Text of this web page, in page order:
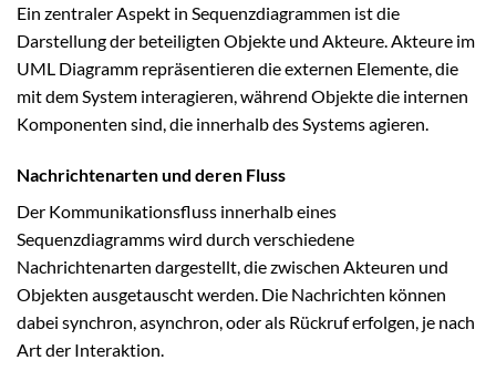
Ein zentraler Aspekt in Sequenzdiagrammen ist die
Darstellung der beteiligten Objekte und Akteure. Akteure im
UML Diagramm repräsentieren die externen Elemente, die
mit dem System interagieren, während Objekte die internen
Komponenten sind, die innerhalb des Systems agieren.
Nachrichtenarten und deren Fluss
Der Kommunikationsfluss innerhalb eines
Sequenzdiagramms wird durch verschiedene
Nachrichtenarten dargestellt, die zwischen Akteuren und
Objekten ausgetauscht werden. Die Nachrichten können
dabei synchron, asynchron, oder als Rückruf erfolgen, je nach
Art der Interaktion.